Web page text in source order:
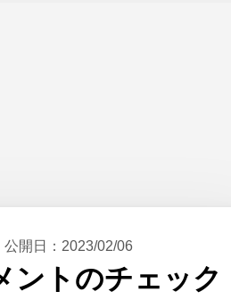
公開日： 2023/02/06
ントのチェック